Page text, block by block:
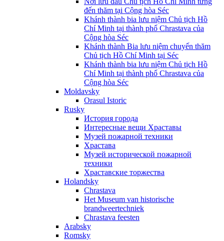
đến thăm tại Cộng hòa Séc
Khánh thành bia lưu niệm Chủ tịch Hồ
Chí Minh tại thành phố Chrastava của
Cộng hòa Séc
Khánh thành Bia lưu niệm chuyến thăm
Chủ tịch Hồ Chí Minh tại Séc
Khánh thành bia lưu niệm Chủ tịch Hồ
Chí Minh tại thành phố Chrastava của
Cộng hòa Séc
Moldavsky
Orasul Istoric
Rusky
История города
Интересные вещи Храставы
Музей пожарной техники
Храстава
Музей исторической пожарной
техники
Храставские торжества
Holandsky
Chrastava
Het Museum van historische
brandweertechniek
Chrastava feesten
Arabsky
Romsky